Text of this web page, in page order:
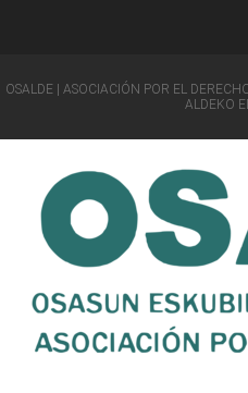
OSALDE | ASOCIACIÓN POR EL
ALDEKO